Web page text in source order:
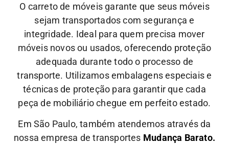
O carreto de móveis garante que seus móveis
sejam transportados com segurança e
integridade. Ideal para quem precisa mover
móveis novos ou usados, oferecendo proteção
adequada durante todo o processo de
transporte. Utilizamos embalagens especiais e
técnicas de proteção para garantir que cada
peça de mobiliário chegue em perfeito estado.
Em São Paulo, também atendemos através da
nossa empresa de transportes Mudança Barato.